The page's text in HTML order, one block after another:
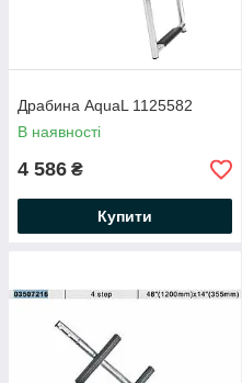
Драбина AquaL 1125582
В наявності
4 586 ₴
Купити